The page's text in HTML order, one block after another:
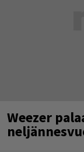
Weezer